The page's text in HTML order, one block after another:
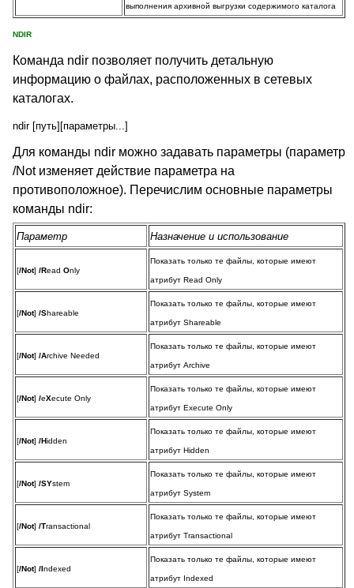
выполнения архивной выгрузки содержимого каталога
NDIR
Команда ndir позволяет получить детальную
информацию о файлах, расположенных в сетевых
каталогах.
ndir [путь][параметры...]
Для команды ndir можно задавать параметры (параметр
/Not изменяет действие параметра на
противоположное). Перечислим основные параметры
команды ndir:
Параметр Назначение и использование
[/Not] /Read Only
Показать только те файлы, которые имеют
атрибут Read Only
[/Not] /Shareable
Показать только те файлы, которые имеют
атрибут Shareable
[/Not] /Archive Needed
Показать только те файлы, которые имеют
атрибут Archive
[/Not] /eXecute Only
Показать только те файлы, которые имеют
атрибут Execute Only
[/Not] /Hidden
Показать только те файлы, которые имеют
атрибут Hidden
[/Not] /SYstem
Показать только те файлы, которые имеют
атрибут System
[/Not] /Transactional
Показать только те файлы, которые имеют
атрибут Transactional
[/Not] /Indexed
Показать только те файлы, которые имеют
атрибут Indexed